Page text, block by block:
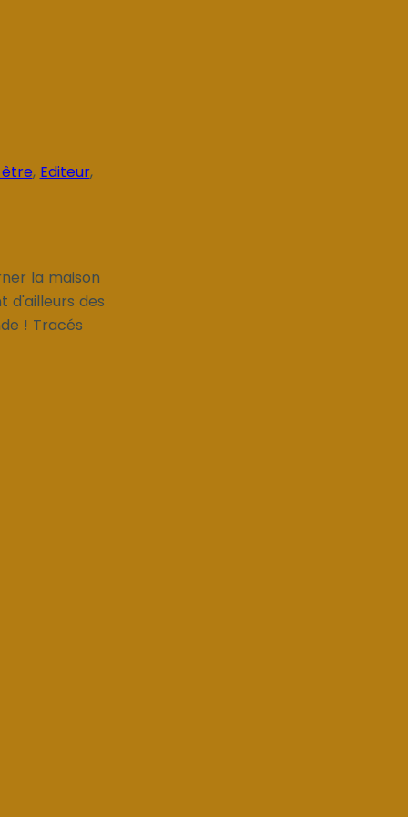
, Editeur,
la maison
d'ailleurs des
! Tracés